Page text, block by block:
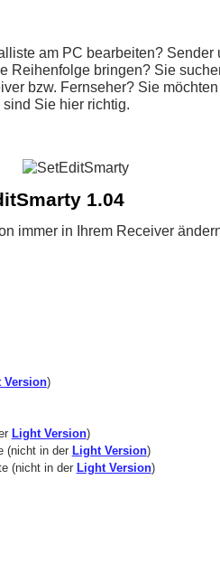
am PC bearbeiten? Sender
Reihenfolge bringen? Sie
bzw. Fernseher? Sie
Sie hier richtig.
1.04
immer in Ihrem Receiver
Version)
Light Version)
(nicht in der Light Version)
(nicht in der Light Version)